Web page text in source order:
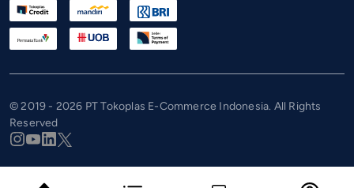
© 2019 - 2026 PT Tokoplas E-Commerce Indonesia. All Rights
Reserved